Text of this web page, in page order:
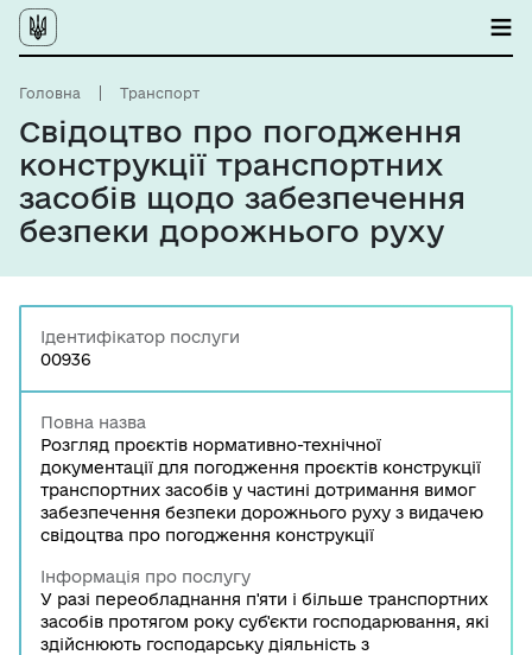
Головна Транспорт
Свідоцтво про погодження
конструкції транспортних
засобів щодо забезпечення
безпеки дорожнього руху
Ідентифікатор послуги
00936
Повна назва
Розгляд проєктів нормативно-технічної
документації для погодження проєктів конструкції
транспортних засобів у частині дотримання вимог
забезпечення безпеки дорожнього руху з видачею
свідоцтва про погодження конструкції
Інформація про послугу
У разі переобладнання п'яти і більше транспортних
засобів протягом року суб'єкти господарювання, які
здійснюють господарську діяльність з